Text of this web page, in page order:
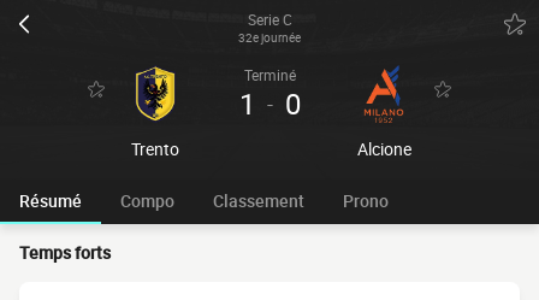
Serie C
32e journée
Trento
Terminé
1 - 0
Alcione
Résumé Compo Classement Prono
Temps forts